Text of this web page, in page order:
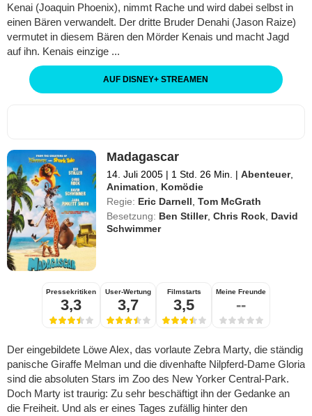
Kenai (Joaquin Phoenix), nimmt Rache und wird dabei selbst in
einen Bären verwandelt. Der dritte Bruder Denahi (Jason Raize)
vermutet in diesem Bären den Mörder Kenais und macht Jagd
auf ihn. Kenais einzige ...
AUF DISNEY+ STREAMEN
Madagascar
14. Juli 2005 | 1 Std. 26 Min. | Abenteuer,
Animation
Komödie
Regie: Eric Darnell ,Tom McGrath
Besetzung: Ben Stiller,Chris Rock David
Schwimmer
Pressekritiken
3,3
User-Wertung
3,7
Filmstarts
3,5
Meine Freunde
--
Der eingebildete Löwe Alex, das vorlaute Zebra Marty, die ständig
panische Giraffe Melman und die divenhafte Nilpferd-Dame Gloria
sind die absoluten Stars im Zoo des New Yorker Central-Park.
Doch Marty ist traurig: Zu sehr beschäftigt ihn der Gedanke an
die Freiheit. Und als er eines Tages zufällig hinter den